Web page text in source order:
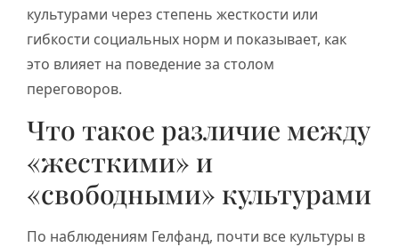
культурами через степень жесткости или
гибкости социальных норм и показывает, как
это влияет на поведение за столом
переговоров.
Что такое различие между
«жесткими» и
«свободными» культурами
По наблюдениям Гелфанд, почти все культуры в